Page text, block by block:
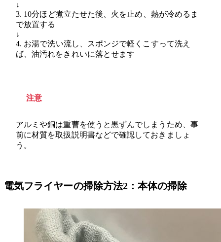
↓
3. 10分ほど煮立たせた後、火を止め、熱が冷めるま
で放置する
↓
4. お湯で洗い流し、スポンジで軽くこすって洗え
ば、油汚れをきれいに落とせます
注意
アルミや銅は重曹を使うと黒ずんでしまうため、事
前に材質を取扱説明書などで確認しておきましょ
う。
電気フライヤーの掃除方法2：本体の掃除